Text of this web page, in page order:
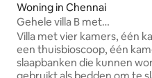
Woning in Chennai
Gehele villa B met
Villa met vier kamers, één
een thuisbioscoop, één
slaapbanken die kunnen